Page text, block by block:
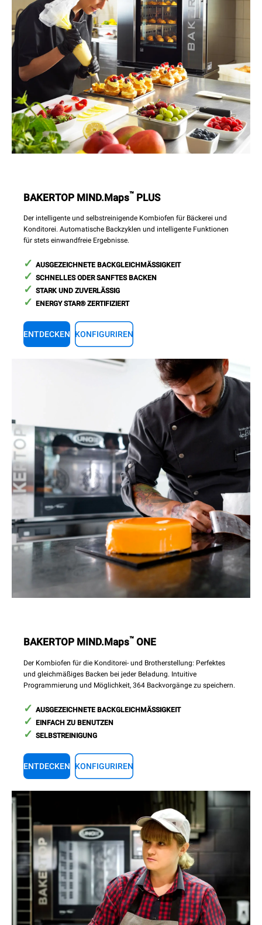
BAKERTOP MIND.Maps™ PLUS
Der intelligente und selbstreinigende Kombiofen für Bäckerei und
Konditorei. Automatische Backzyklen und intelligente Funktionen
für stets einwandfreie Ergebnisse.
AUSGEZEICHNETE BACKGLEICHMÄSSIGKEIT
SCHNELLES ODER SANFTES BACKEN
STARK UND ZUVERLÄSSIG
ENERGY STAR® ZERTIFIZIERT
ENTDECKEN KONFIGURIREN
BAKERTOP MIND.Maps™ ONE
Der Kombiofen für die Konditorei- und Brotherstellung: Perfektes
und gleichmäßiges Backen bei jeder Beladung. Intuitive
Programmierung und Möglichkeit, 364 Backvorgänge zu speichern.
AUSGEZEICHNETE BACKGLEICHMÄSSIGKEIT
EINFACH ZU BENUTZEN
SELBSTREINIGUNG
ENTDECKEN KONFIGURIREN